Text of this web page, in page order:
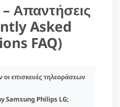
Απαντήσεις
Asked
FAQ)
οι επισκευές τηλεοράσεων
Samsung Philips LG;